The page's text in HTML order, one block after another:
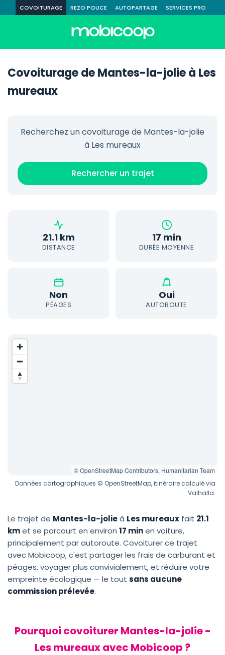
COVOITURAGE REZO POUCE AUTOPARTAGE SERVICES PRO
Covoiturage de Mantes-la-jolie à Les
mureaux
Recherchez un covoiturage de Mantes-la-jolie
à Les mureaux
Rechercher un trajet
21.1 km
DISTANCE
17 min
DURÉE MOYENNE
Non
PÉAGES
Oui
AUTOROUTE
© OpenStreetMap Contributors, Humanitarian Team
Données cartographiques © OpenStreetMap, itinéraire calculé via
Valhalla.
Le trajet de Mantes-la-jolieà Les mureaux fait 21.1
kmet se parcourt en environ 17 minen voiture,
principalement par autoroute. Covoiturer ce trajet
avec Mobicoop, c'est partager les frais de carburant et
péages, voyager plus convivialement, et réduire votre
empreinte écologique — le tout sans aucune
commission prélevée.
Pourquoi covoiturer Mantes-la-jolie -
Les mureaux avec Mobicoop ?